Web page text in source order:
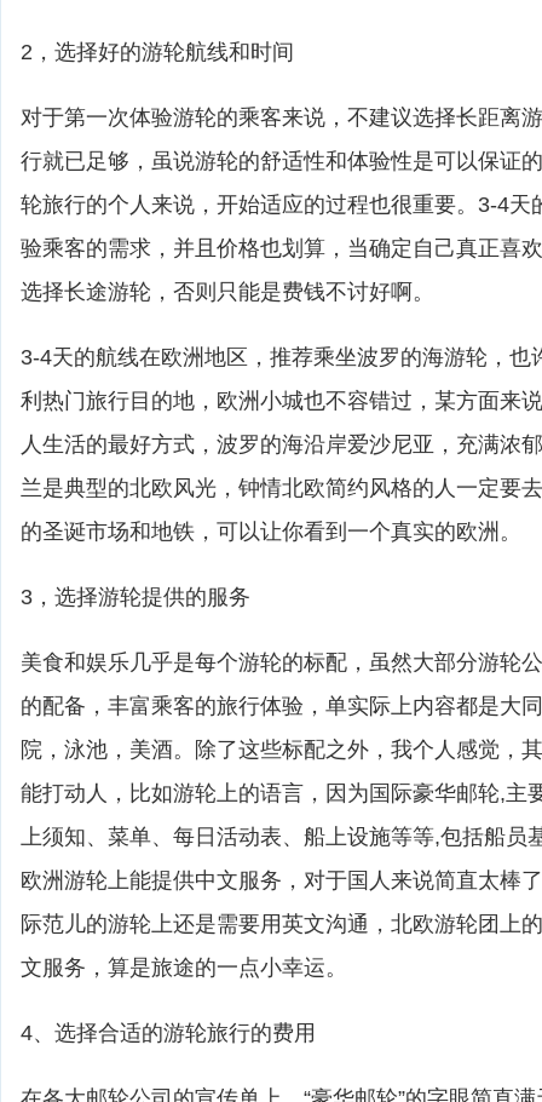
2，选择好的游轮航线和时间
对于第一次体验游轮的乘客来说，不建议选择长距离
行就已足够，虽说游轮的舒适性和体验性是可以保证
轮旅行的个人来说，开始适应的过程也很重要。3-4天
验乘客的需求，并且价格也划算，当确定自己真正喜
选择长途游轮，否则只能是费钱不讨好啊。
3-4天的航线在欧洲地区，推荐乘坐波罗的海游轮，也
利热门旅行目的地，欧洲小城也不容错过，某方面来
人生活的最好方式，波罗的海沿岸爱沙尼亚，充满浓
兰是典型的北欧风光，钟情北欧简约风格的人一定要
的圣诞市场和地铁，可以让你看到一个真实的欧洲。
3，选择游轮提供的服务
美食和娱乐几乎是每个游轮的标配，虽然大部分游轮
的配备，丰富乘客的旅行体验，单实际上内容都是大
院，泳池，美酒。除了这些标配之外，我个人感觉，
能打动人，比如游轮上的语言，因为国际豪华邮轮,主
上须知、菜单、每日活动表、船上设施等等,包括船员
欧洲游轮上能提供中文服务，对于国人来说简直太棒
际范儿的游轮上还是需要用英文沟通，北欧游轮团上
文服务，算是旅途的一点小幸运。
4、选择合适的游轮旅行的费用